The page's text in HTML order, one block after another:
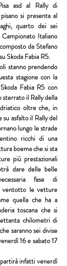
asd al Rally di
, quarto dei sei
Campionato Italiano
da Stefano
su Skoda Fabia R5.
stanno prendendo
stagione con la
Skoda Fabia R5 con
sterrato il Rally della
oltre che, in
su asfalto il Rally del
lungo le strade
ricchi di una
boema che si sta
più prestazionali
dare delle belle
fase di
ventotto le vetture
quella che ha a
toscana che si
chilometri di
saranno sei divise
16 e sabato 17